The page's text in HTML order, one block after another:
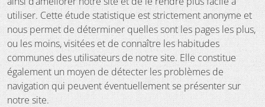
utiliser. Cette étude statistique est strictement anonyme et
nous permet de déterminer quelles sont les pages les plus,
ou les moins, visitées et de connaître les habitudes
communes des utilisateurs de notre site. Elle constitue
également un moyen de détecter les problèmes de
navigation qui peuvent éventuellement se présenter sur
notre site.